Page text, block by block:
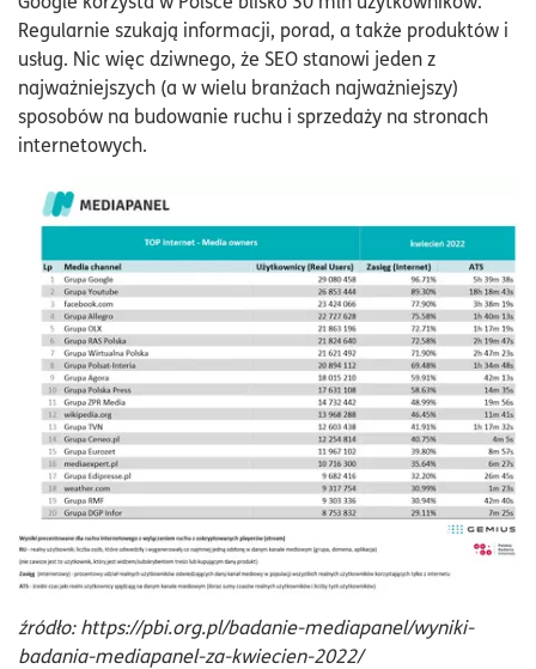
Regularnie szukają informacji, porad, a także produktów i
usług. Nic więc dziwnego, że SEO stanowi jeden z
najważniejszych (a w wielu branżach najważniejszy)
sposobów na budowanie ruchu i sprzedaży na stronach
internetowych.
źródło: https://pbi.org.pl/badanie-mediapanel/wyniki-
badania-mediapanel-za-kwiecien-2022/